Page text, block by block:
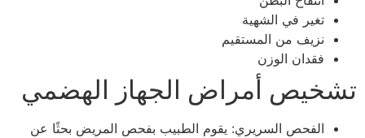
تغير في الشهية
نزيف من المستقيم
فقدان الوزن
تشخيص أمراض الجهاز الهضمي
الفحص السريري: يقوم الطبيب بفحص المريض بحثًا عن